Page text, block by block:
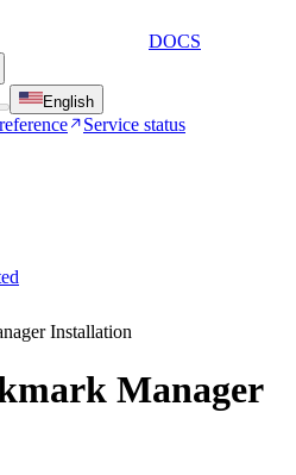
DOCS
English
Service status
Installation
Manager